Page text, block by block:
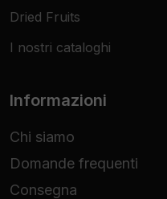
Dried Fruits
I nostri cataloghi
Informazioni
Chi siamo
Domande frequenti
Consegna